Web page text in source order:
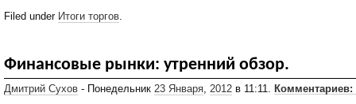
Filed under Итоги торгов
Финансовые рынки: утренний обзор.
Дмитрий Сухов - Понедельник 23 Января 2012 в 11:11. Комментариев: